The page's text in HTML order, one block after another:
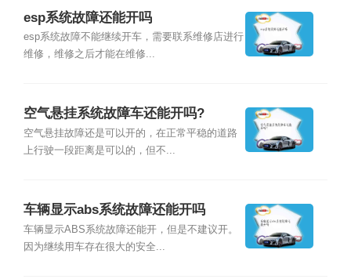
esp系统故障还能开吗
esp系统故障不能继续开车，需要联系维修店进行
维修，维修之后才能在维修...
空气悬挂系统故障车还能开吗?
空气悬挂故障还是可以开的，在正常平稳的道路
上行驶一段距离是可以的，但不...
车辆显示abs系统故障还能开吗
车辆显示ABS系统故障还能开，但是不建议开。
因为继续用车存在很大的安全...